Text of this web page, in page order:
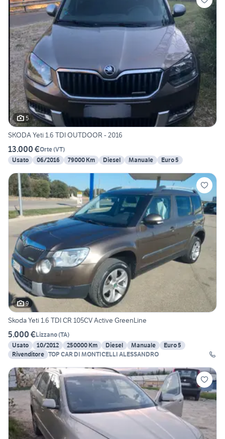
5
SKODA Yeti 1.6 TDI OUTDOOR - 2016
13.000 €Orte(VT)
Usato
06/2016 79000 Km Diesel Manuale Euro 5
9
Skoda Yeti 1.6 TDI CR 105CV Active GreenLine
5.000 €Lizzano(TA)
Usato
10/2012 250000 Km Diesel Manuale
Euro 5
Rivenditore TOP CAR DI MONTICELLI ALESSANDRO